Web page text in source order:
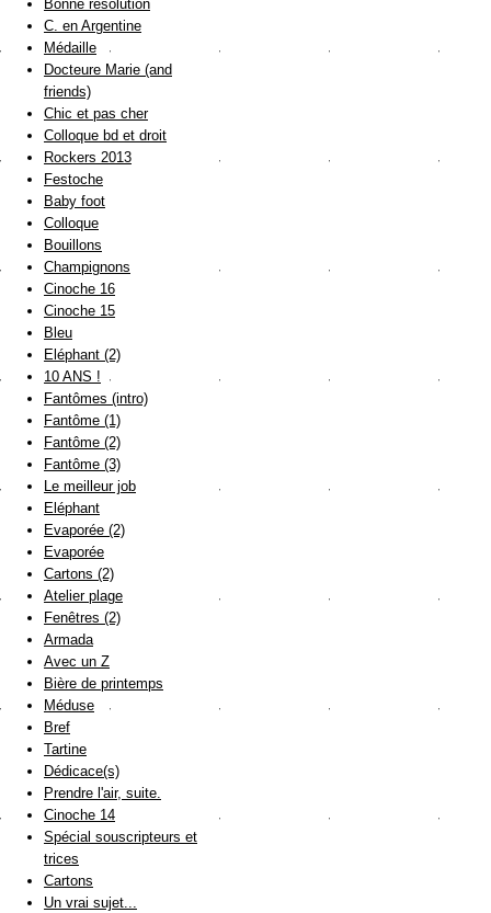
Bonne résolution
C. en Argentine
Médaille
Docteure Marie (and
friends)
Chic et pas cher
Colloque bd et droit
Rockers 2013
Festoche
Baby foot
Colloque
Bouillons
Champignons
Cinoche 16
Cinoche 15
Bleu
Eléphant (2)
10 ANS !
Fantômes (intro)
Fantôme (1)
Fantôme (2)
Fantôme (3)
Le meilleur job
Eléphant
Evaporée (2)
Evaporée
Cartons (2)
Atelier plage
Fenêtres (2)
Armada
Avec un Z
Bière de printemps
Méduse
Bref
Tartine
Dédicace(s)
Prendre l'air, suite.
Cinoche 14
Spécial souscripteurs et
trices
Cartons
Un vrai sujet...